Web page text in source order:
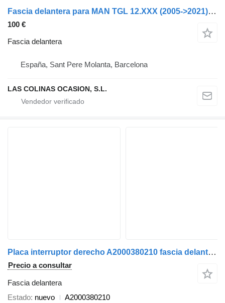
Fascia delantera para MAN TGL 12.XXX (2005->2021) camión
100 €
Fascia delantera
España, Sant Pere Molanta, Barcelona
LAS COLINAS OCASION, S.L.
Placa interruptor derecho A2000380210 fascia delantera para Transgruas grúa autocargante
Precio a consultar
Fascia delantera
Estado nuevo
A2000380210